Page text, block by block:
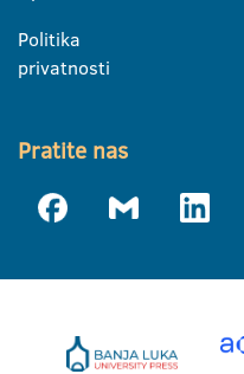
Politika
privatnosti
Pratite nas